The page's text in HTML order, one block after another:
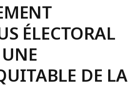
ÉLECTORAL
DE LA